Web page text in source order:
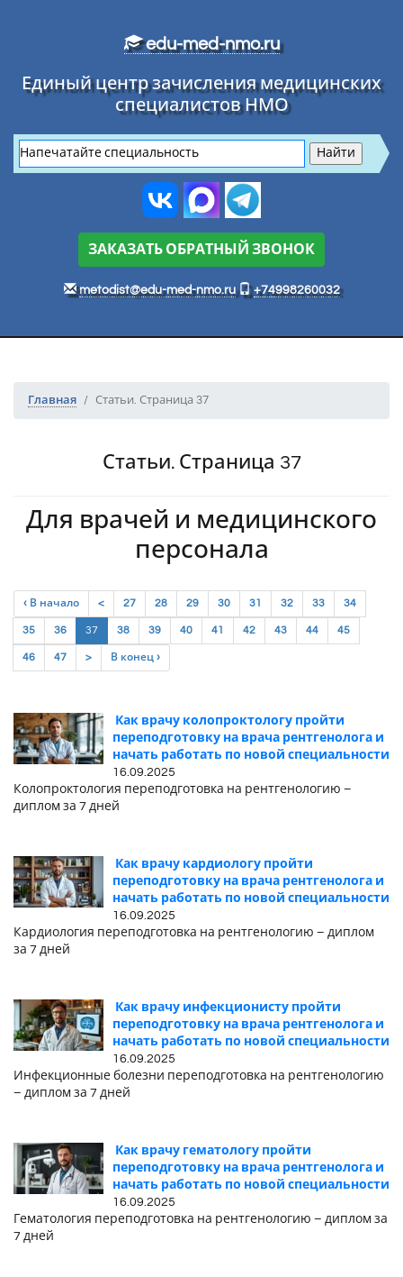
edu-med-nmo.ru
Единый центр зачисления медицинских
специалистов НМО
ЗАКАЗАТЬ ОБРАТНЫЙ ЗВОНОК
metodist@edu-med-nmo.ru +74998260032
Главная Статьи. Страница 37
Статьи. Страница 37
Для врачей и медицинского
персонала
‹ В начало < 27 28 29 30 31 32 33 34
35 36 37 (current)
38 39 40 41 42 43 44 45
46 47 > В конец ›
Как врачу колопроктологу пройти
переподготовку на врача рентгенолога и
начать работать по новой специальности
16.09.2025
Колопроктология переподготовка на рентгенологию –
диплом за 7 дней
Как врачу кардиологу пройти
переподготовку на врача рентгенолога и
начать работать по новой специальности
16.09.2025
Кардиология переподготовка на рентгенологию – диплом
за 7 дней
Как врачу инфекционисту пройти
переподготовку на врача рентгенолога и
начать работать по новой специальности
16.09.2025
Инфекционные болезни переподготовка на рентгенологию
– диплом за 7 дней
Как врачу гематологу пройти
переподготовку на врача рентгенолога и
начать работать по новой специальности
16.09.2025
Гематология переподготовка на рентгенологию – диплом за
7 дней